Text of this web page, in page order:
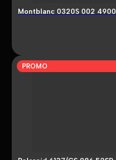
Montblanc 0320S 002 4900
PROMO